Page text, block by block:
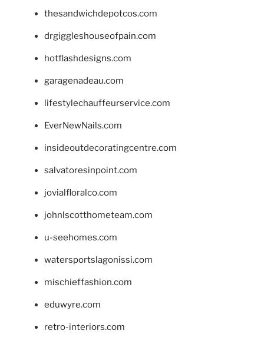
thesandwichdepotcos.com
drgiggleshouseofpain.com
hotflashdesigns.com
garagenadeau.com
lifestylechauffeurservice.com
EverNewNails.com
insideoutdecoratingcentre.com
salvatoresinpoint.com
jovialfloralco.com
johnlscotthometeam.com
u-seehomes.com
watersportslagonissi.com
mischieffashion.com
eduwyre.com
retro-interiors.com